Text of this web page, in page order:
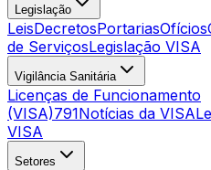
Legislação
LeisDecretosPortariasOfícios
de ServiçosLegislação VISA
Vigilância Sanitária
Licenças de Funcionamento
(VISA)791Notícias da VISA
VISA
Setores